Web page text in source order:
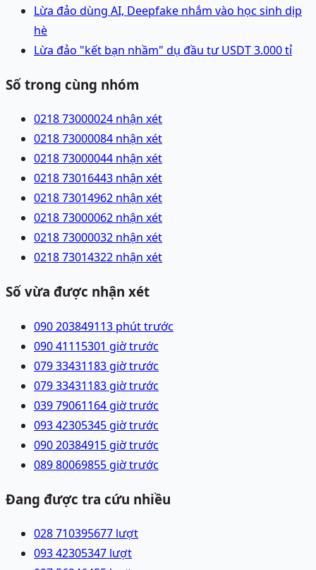
Lừa đảo dùng AI, Deepfake nhắm vào học sinh dịp
hè
Lừa đảo "kết bạn nhầm" dụ đầu tư USDT 3.000 tỉ
Số trong cùng nhóm
0218 73000024 nhận xét
0218 73000084 nhận xét
0218 73000044 nhận xét
0218 73016443 nhận xét
0218 73014962 nhận xét
0218 73000062 nhận xét
0218 73000032 nhận xét
0218 73014322 nhận xét
Số vừa được nhận xét
090 203849113 phút trước
090 41115301 giờ trước
079 33431183 giờ trước
079 33431183 giờ trước
039 79061164 giờ trước
093 42305345 giờ trước
090 20384915 giờ trước
089 80069855 giờ trước
Đang được tra cứu nhiều
028 710395677 lượt
093 42305347 lượt